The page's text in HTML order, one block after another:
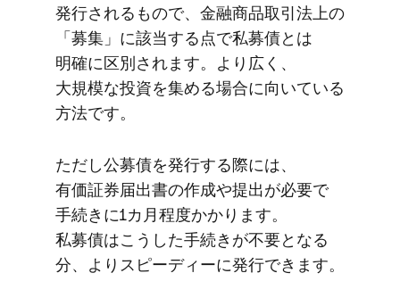
発行される​もので、​金融商品取引法上の​
「募集」に​該当する点で​私募債とは​
明確に​区別されます。​より​広く、​
大規模な​投資を​集める​場合に​向いている​
方法です。
ただし公募債を​発行する​際には、​
有価証券届出書の​作成や​提出が​必要で​
手続きに​1カ月程度かかります。​
私募債は​こうした​手続きが​不要と​なる​
分、​より​スピーディーに​発行できます。